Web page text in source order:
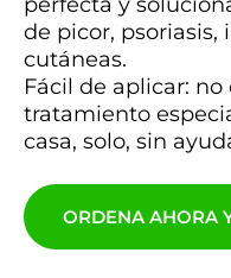
de picor,
cutáneas.
Fácil de aplicar:
tratamiento
casa, solo, sin
ORDENA AHORA